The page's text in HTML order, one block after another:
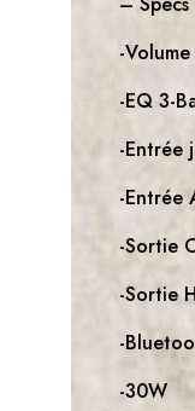
-Volume
-EQ 3-
-Entrée
-Entrée
-Sortie
-Sortie
-
-30W